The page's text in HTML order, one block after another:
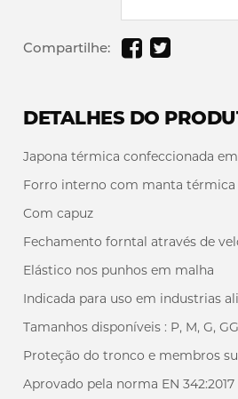
Compartilhe:
DETALHES DO
Japona térmica confeccionada
Forro interno com manta térmica
Com capuz
Fechamento forntal através de
Elástico nos punhos em malha
Indicada para uso em industrias
Tamanhos disponíveis : P, M, G,
Proteção do tronco e membros
Aprovado pela norma EN 342:2017